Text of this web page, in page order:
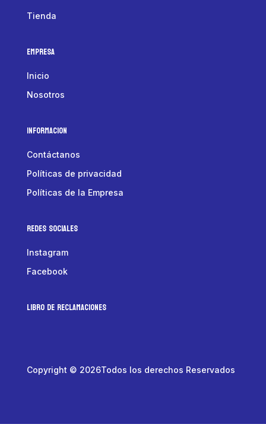
Tienda
Empresa
Inicio
Nosotros
Informacion
Contáctanos
Políticas de privacidad
Políticas de la Empresa
Redes Sociales
Instagram
Facebook
LIBRO DE RECLAMACIONES
Copyright © 2026Todos los derechos Reservados